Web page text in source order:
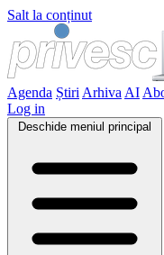
Salt la conținut
Agenda Știri Arhiva AI
Log in
Deschide meniul principal